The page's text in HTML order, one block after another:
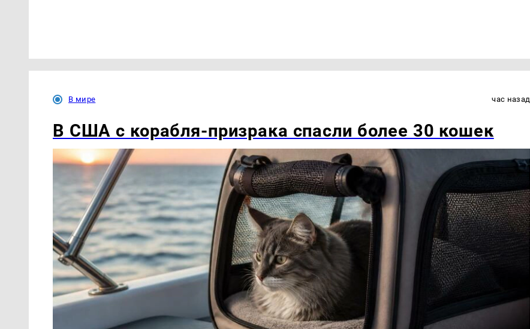
В мире час назад
В США с корабля-призрака спасли более 30 кошек